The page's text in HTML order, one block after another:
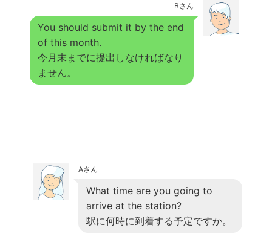
Bさん
You should submit it by the end
of this month.
今月末までに提出しなければなり
ません。
Aさん
What time are you going to
arrive at the station?
駅に何時に到着する予定ですか。